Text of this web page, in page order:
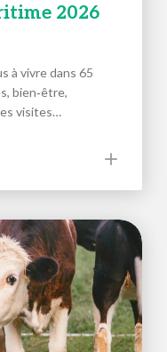
2026
à vivre dans 65
bien‑être,
visites…